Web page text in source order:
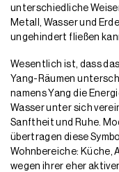
unterschiedliche
Metall, Wasser und
ungehindert fließen
Wesentlich ist, dass
Yang-Räumen
namens Yang die
Wasser unter sich
Sanftheit und Ruhe.
übertragen diese
Wohnbereiche: Küche,
wegen ihrer eher